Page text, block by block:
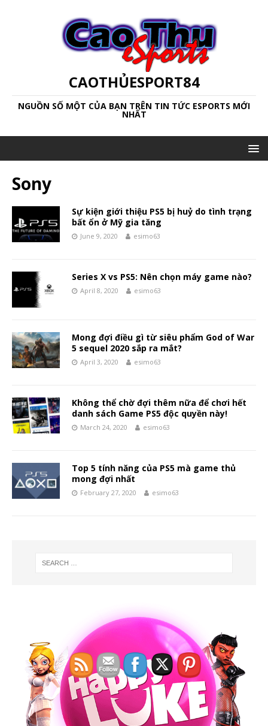
CAOTHỦESPORT84
NGUỒN SỐ MỘT CỦA BẠN TRÊN TIN TỨC ESPORTS MỚI
NHẤT
Sony
Sự kiện giới thiệu PS5 bị huỷ do tình trạng
bất ổn ở Mỹ gia tăng
June 9, 2020 esimo63
Series X vs PS5: Nên chọn máy game nào?
April 8, 2020 esimo63
Mong đợi điều gì từ siêu phẩm God of War
5 sequel 2020 sắp ra mắt?
April 3, 2020 esimo63
Không thể chờ đợi thêm nữa để chơi hết
danh sách Game PS5 độc quyền này!
March 24, 2020 esimo63
Top 5 tính năng của PS5 mà game thủ
mong đợi nhất
February 27, 2020 esimo63